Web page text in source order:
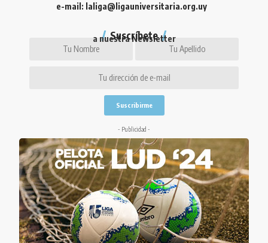
e-mail: laliga@ligauniversitaria.org.uy
Suscríbete
a nuestra Newsletter
- Publicidad -